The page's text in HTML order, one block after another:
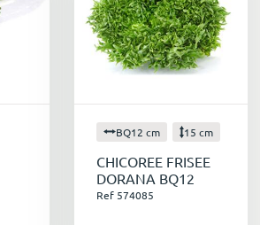
BQ12 cm 15 cm
CHICOREE FRISEE
DORANA BQ12
Ref 574085